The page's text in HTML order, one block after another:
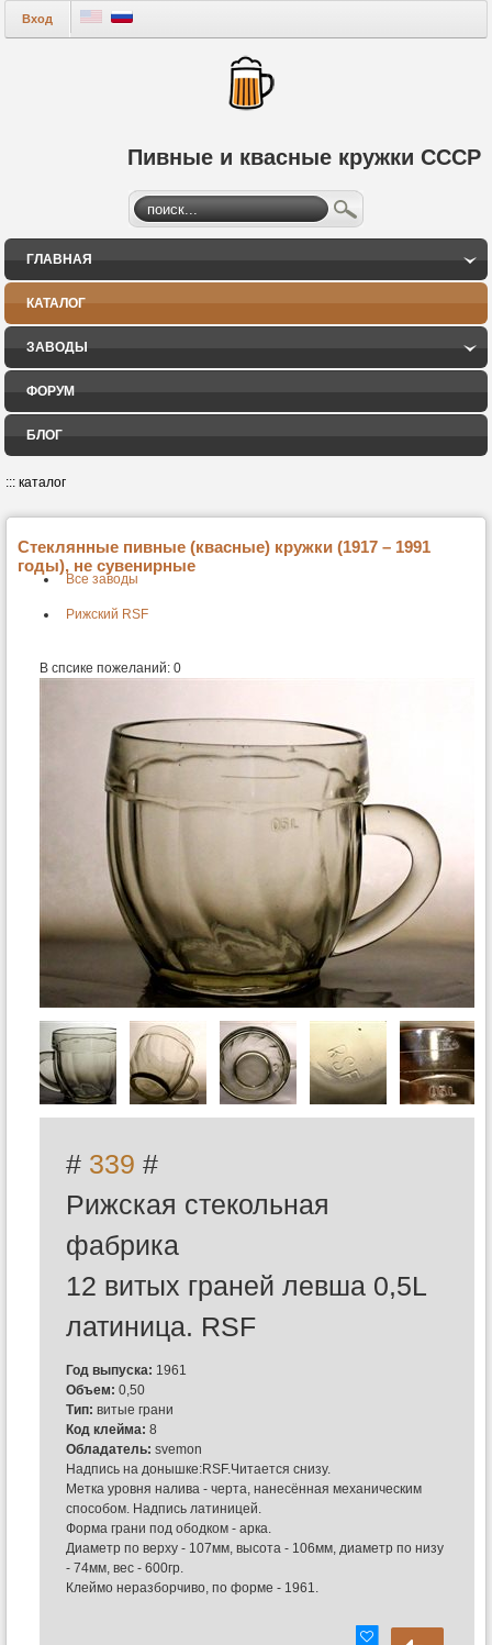
Пивные и квасные кружки СССР
Вход
ГЛАВНАЯ
КАТАЛОГ
ЗАВОДЫ
ФОРУМ
БЛОГ
::: каталог
Стеклянные пивные (квасные) кружки (1917 – 1991
годы), не сувенирные
Все заводы
Рижский RSF
В спсике пожеланий: 0
# 339 #
Рижская стекольная
фабрика
12 витых граней левша 0,5L
латиница. RSF
Год выпуска: 1961
Объем: 0,50
Тип: витые грани
Код клейма: 8
Обладатель: svemon
Надпись на донышке:RSF.Читается снизу.
Метка уровня налива - черта, нанесённая механическим
способом. Надпись латиницей.
Форма грани под ободком - арка.
Диаметр по верху - 107мм, высота - 106мм, диаметр по низу
- 74мм, вес - 600гр.
Клеймо неразборчиво, по форме - 1961.